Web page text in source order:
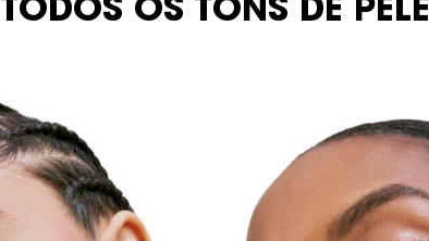
TODOS OS TONS DE PELE